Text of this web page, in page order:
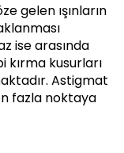
gelen ışınların
ise arasında
kırma kusurları
Astigmat
fazla noktaya